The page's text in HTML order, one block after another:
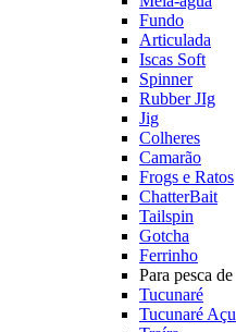
Fundo
Articulada
Iscas Soft
Spinner
Rubber JIg
Jig
Colheres
Camarão
Frogs e Ratos
ChatterBait
Tailspin
Gotcha
Ferrinho
Para pesca de
Tucunaré
Tucunaré Açu